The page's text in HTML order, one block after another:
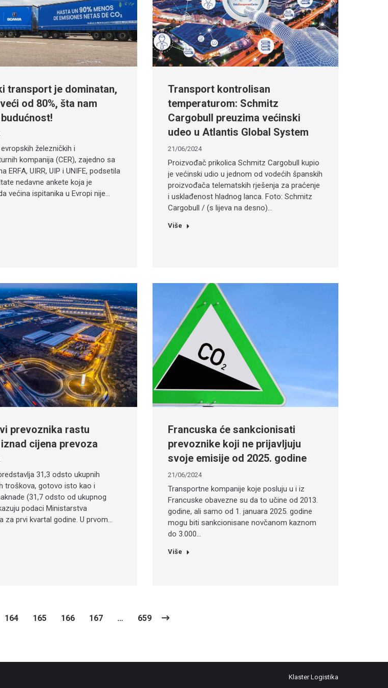
transport je dominatan,
od 80%, šta nam
železničkih i
kompanija (CER), zajedno sa
ERFA, UIRR, UIP i UNIFE, podsetila
nedavne ankete koja je
većina ispitanika u Evropi nije…
Transport kontrolisan
temperaturom: Schmitz
Cargobull preuzima većinski
udeo u Atlantis Global System
21/06/2024
Proizvođač prikolica Schmitz Cargobull kupio
je većinski udio u jednom od vodećih španskih
proizvođača telematskih rješenja za praćenje
i usklađenost hladnog lanca. Foto: Schmitz
Cargobull / (s lijeva na desno)…
Više
prevoznika rastu
cijena prevoza
31,3 odsto ukupnih
troškova, gotovo isto kao i
(31,7 odsto od ukupnog
podaci Ministarstva
za prvi kvartal godine. U prvom…
Francuska će sankcionisati
prevoznike koji ne prijavljuju
svoje emisije od 2025. godine
21/06/2024
Transportne kompanije koje posluju u i iz
Francuske obavezne su da to učine od 2013.
godine, ali samo od 1. januara 2025. godine
mogu biti sankcionisane novčanom kaznom
do 3.000…
Više
164 165 166 167 … 659
Klaster Logistika